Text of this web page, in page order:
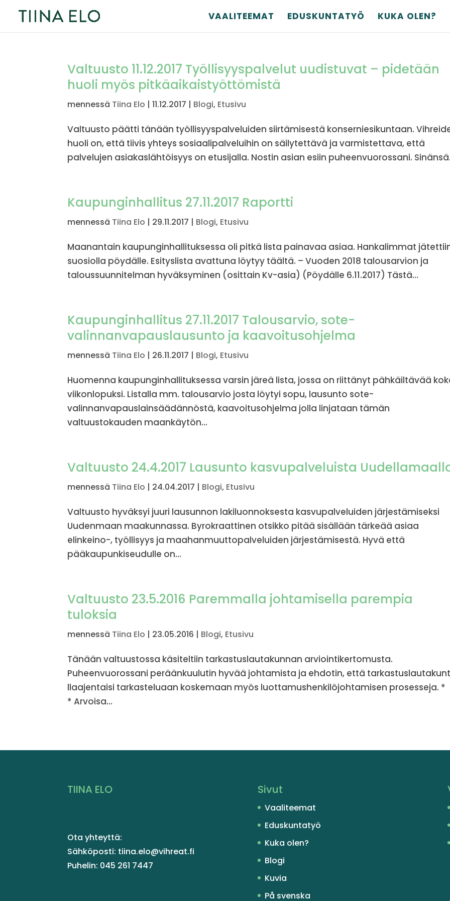
VAALITEEMAT EDUSKUNTATYÖ KUKA OLEN?
Valtuusto 11.12.2017 Työllisyyspalvelut uudistuvat – pidetään
huoli myös pitkäaikaistyöttömistä
mennessä Tiina Elo |11.12.2017 | Blogi, Etusivu
Valtuusto päätti tänään työllisyyspalveluiden siirtämisestä konserniesikuntaan.
huoli on, että tiivis yhteys sosiaalipalveluihin on säilytettävä ja varmistettava, että
palvelujen asiakaslähtöisyys on etusijalla. Nostin asian esiin puheenvuorossani.
Kaupunginhallitus 27.11.2017 Raportti
mennessä Tiina Elo | 29.11.2017 | Blogi, Etusivu
Maanantain kaupunginhallituksessa oli pitkä lista painavaa asiaa. Hankalimmat
suosiolla pöydälle. Esityslista avattuna löytyy täältä. – Vuoden 2018 talousarvion ja
taloussuunnitelman hyväksyminen (osittain Kv-asia) (Pöydälle 6.11.2017) Tästä...
Kaupunginhallitus 27.11.2017 Talousarvio, sote-
valinnanvapauslausunto ja kaavoitusohjelma
mennessä Tiina Elo | 26.11.2017 | Blogi, Etusivu
Huomenna kaupunginhallituksessa varsin järeä lista, jossa on riittänyt pähkäiltävää
viikonlopuksi. Listalla mm. talousarvio josta löytyi sopu, lausunto sote-
valinnanvapauslainsäädännöstä, kaavoitusohjelma jolla linjataan tämän
valtuustokauden maankäytön...
Valtuusto 24.4.2017 Lausunto kasvupalveluista
mennessä Tiina Elo | 24.04.2017 | Blogi, Etusivu
Valtuusto hyväksyi juuri lausunnon lakiluonnoksesta kasvupalveluiden järjestämiseksi
Uudenmaan maakunnassa. Byrokraattinen otsikko pitää sisällään tärkeää asiaa
elinkeino-, työllisyys ja maahanmuuttopalveluiden järjestämisestä. Hyvä että
pääkaupunkiseudulle on...
Valtuusto 23.5.2016 Paremmalla johtamisella parempia
tuloksia
mennessä Tiina Elo | 23.05.2016 | Blogi, Etusivu
Tänään valtuustossa käsiteltiin tarkastuslautakunnan arviointikertomusta.
Puheenvuorossani peräänkuulutin hyvää johtamista ja ehdotin, että
llaajentaisi tarkasteluaan koskemaan myös luottamushenkilöjohtamisen prosesseja.
* Arvoisa...
TIINA ELO
Ota yhteyttä:
Sähköposti: tiina.elo@vihreat.fi
Puhelin: 045 261 7447
Sivut
Vaaliteemat
Eduskuntatyö
Kuka olen?
Blogi
Kuvia
På svenska